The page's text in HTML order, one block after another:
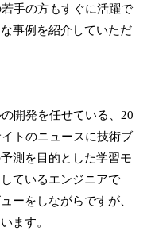
手の方もすぐに活躍で
事例を紹介していただ
開発を任せている、20
トのニュースに技術ブ
測を目的とした学習モ
ているエンジニアで
ーをしながらですが、
ます。